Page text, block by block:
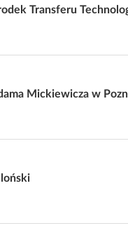
Transferu
Mickiewicza w